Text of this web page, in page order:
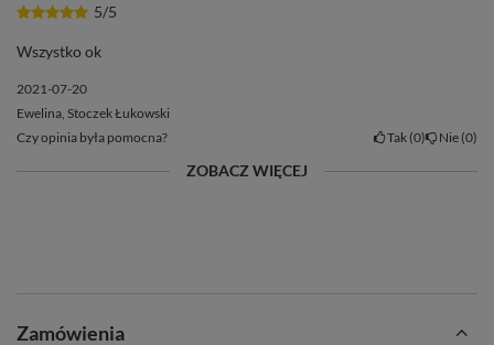
5/5
Wszystko ok
2021-07-20
Ewelina, Stoczek Łukowski
Czy opinia była pomocna?
Tak 0 Nie 0
ZOBACZ WIĘCEJ
Zamówienia